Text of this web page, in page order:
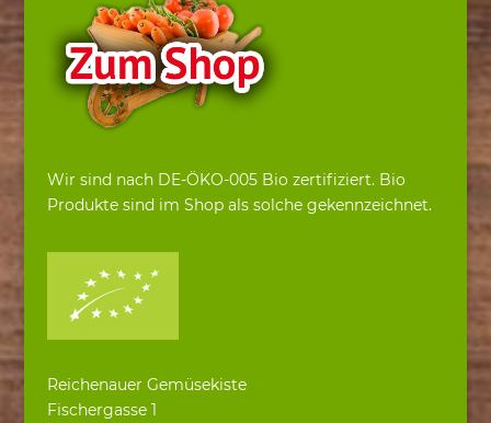
Wir sind nach DE-ÖKO-005 Bio zertifiziert. Bio
Produkte sind im Shop als solche gekennzeichnet.
Reichenauer Gemüsekiste
Fischergasse 1